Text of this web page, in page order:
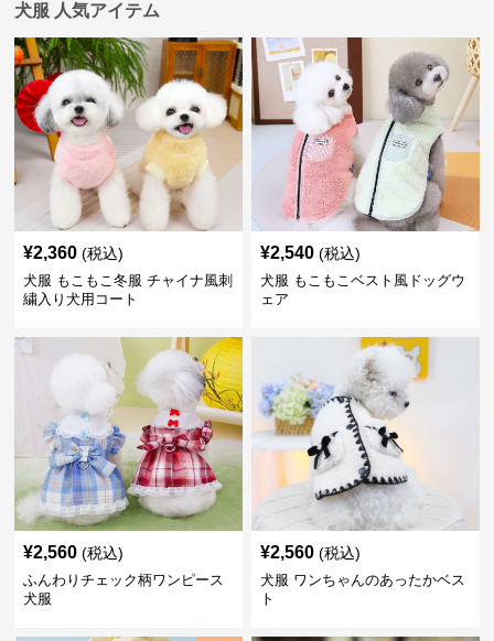
犬服 人気アイテム
¥2,360 (税込)
犬服 もこもこ冬服 チャイナ風刺
繍入り犬用コート
¥2,540 (税込)
犬服 もこもこベスト風ドッグウ
ェア
¥2,560 (税込)
ふんわりチェック柄ワンピース
犬服
¥2,560 (税込)
犬服 ワンちゃんのあったかベス
ト